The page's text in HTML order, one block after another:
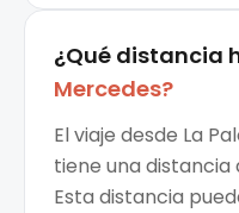
¿Qué distancia
Mercedes?
El viaje desde La
tiene una
Esta distancia